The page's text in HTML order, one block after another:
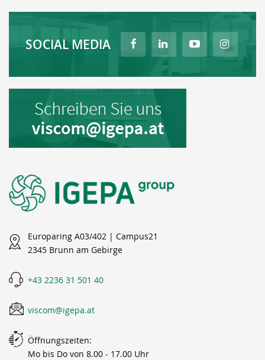
SOCIAL MEDIA
Europaring A03/402 | Campus21
2345 Brunn am Gebirge
+43 2236 31 501 40
viscom@igepa.at
Öffnungszeiten:
Mo bis Do von 8.00 - 17.00 Uhr